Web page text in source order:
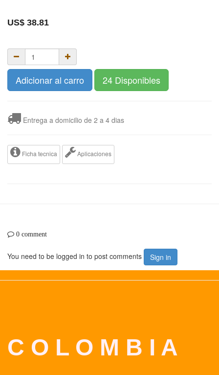
US$ 38.81
Adicionar al carro 24 Disponibles
Entrega a domicilio de 2 a 4 dias
Ficha tecnica Aplicaciones
0 comment
You need to be logged in to post comments Sign in
C O L O M B I A